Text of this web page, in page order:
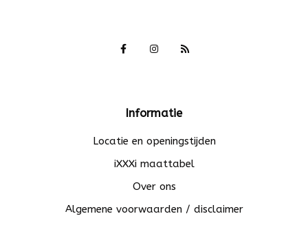
Informatie
Locatie en openingstijden
iXXXi maattabel
Over ons
Algemene voorwaarden / disclaimer